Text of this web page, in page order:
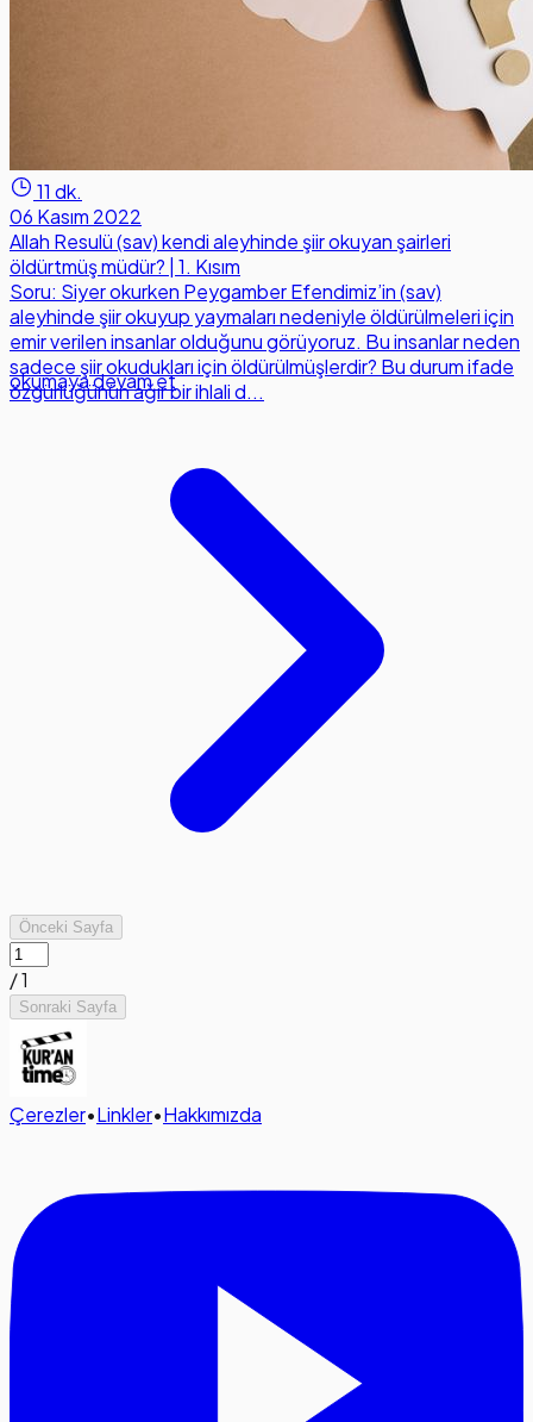
11 dk.
06 Kasım 2022
Allah Resulü (sav) kendi aleyhinde şiir okuyan şairleri
öldürtmüş müdür? | 1. Kısım
Soru: Siyer okurken Peygamber Efendimiz’in (sav)
aleyhinde şiir okuyup yaymaları nedeniyle öldürülmeleri için
emir verilen insanlar olduğunu görüyoruz. Bu insanlar neden
sadece şiir okudukları için öldürülmüşlerdir? Bu durum ifade
özgürlüğünün ağır bir ihlali d...
okumaya devam et
Önceki Sayfa
/1
Sonraki Sayfa
Çerezler•Linkler•Hakkımızda